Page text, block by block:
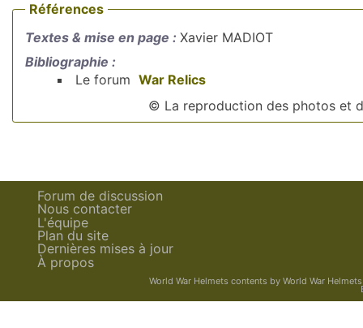
Références
Textes & mise en page : Xavier MADIOT
Bibliographie :
War Relics
© La reproduction des photos et
Forum de discussion
Nous contacter
L'équipe
Plan du site
Dernières mises à jour
À propos
World War Helmets contents by World War Helmets